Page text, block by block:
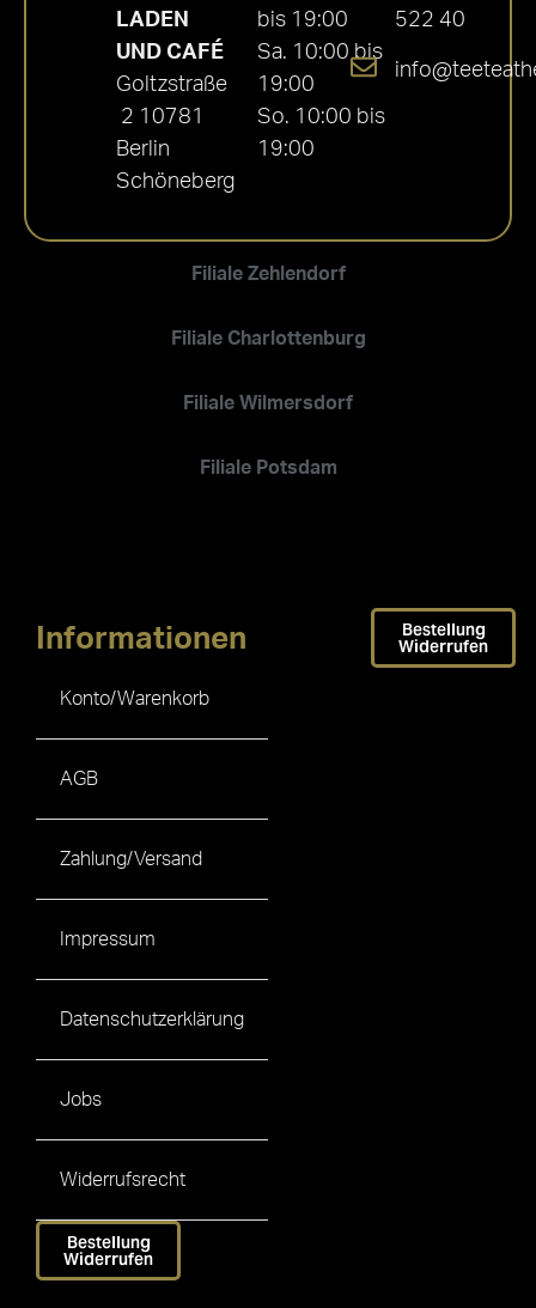
Filiale Zehlendorf
Filiale Charlottenburg
Filiale Wilmersdorf
Filiale Potsdam
LADEN
UND CAFÉ
Goltzstraße
2 10781
Berlin
Schöneberg
bis 19:00
Sa. 10:00 bis
19:00
So. 10:00 bis
19:00
522 40
Informationen
Konto/Warenkorb
AGB
Zahlung/Versand
Impressum
Datenschutzerklärung
Jobs
Widerrufsrecht
Bestellung
Widerrufen
Bestellung
Widerrufen